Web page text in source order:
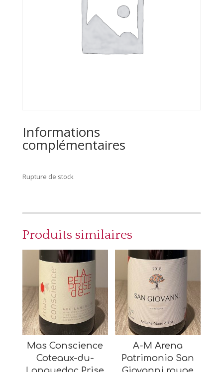
Informations
complémentaires
Rupture de stock
Produits similaires
Mas Conscience
Coteaux-du-
A-M Arena
Patrimonio San